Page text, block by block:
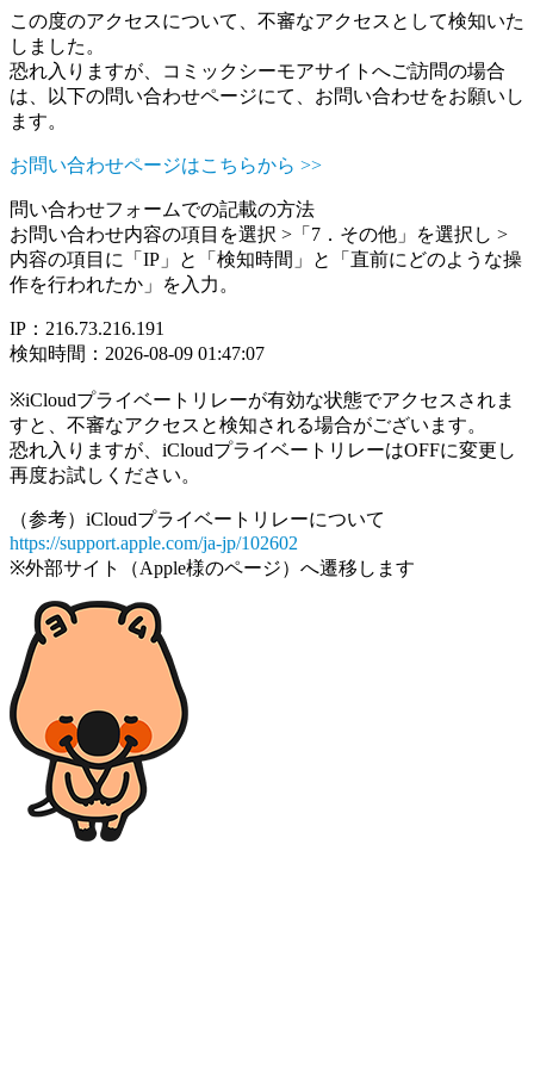
この度のアクセスについて、不審なアクセスとして検知いた
しました。
恐れ入りますが、コミックシーモアサイトへご訪問の場合
は、以下の問い合わせページにて、お問い合わせをお願いし
ます。
お問い合わせページはこちらから >>
問い合わせフォームでの記載の方法
お問い合わせ内容の項目を選択 >「7．その他」を選択し >
内容の項目に「IP」と「検知時間」と「直前にどのような操
作を行われたか」を入力。
IP：216.73.216.191
検知時間：2026-08-09 01:47:07
※iCloudプライベートリレーが有効な状態でアクセスされま
すと、不審なアクセスと検知される場合がございます。
恐れ入りますが、iCloudプライベートリレーはOFFに変更し
再度お試しください。
（参考）iCloudプライベートリレーについて
https://support.apple.com/ja-jp/102602
※外部サイト（Apple様のページ）へ遷移します